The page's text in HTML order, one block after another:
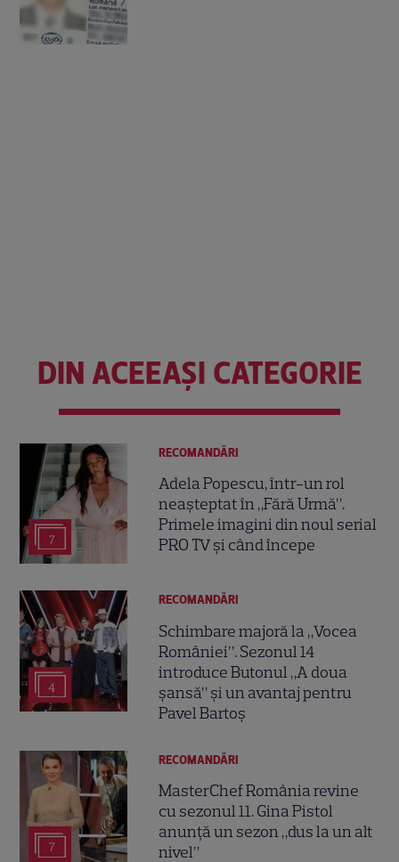
DIN ACEEAȘI CATEGORIE
7
RECOMANDĂRI
Adela Popescu, într-un rol
neașteptat în „Fără Urmă”.
Primele imagini din noul serial
PRO TV și când începe
4
RECOMANDĂRI
Schimbare majoră la „Vocea
României”. Sezonul 14
introduce Butonul „A doua
șansă” și un avantaj pentru
Pavel Bartoș
7
RECOMANDĂRI
MasterChef România revine
cu sezonul 11. Gina Pistol
anunță un sezon „dus la un alt
nivel”